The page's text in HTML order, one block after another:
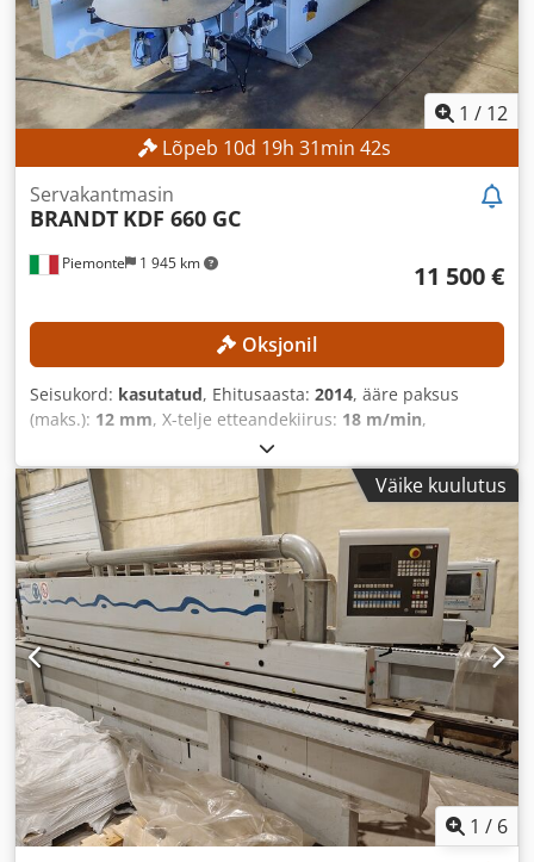
1 / 12
Lõpeb 10d 19h 31min 40s
Piemonte 1 945 km
Servakantmasin
BRANDT KDF 660 GC
11 500 €
Oksjonil
Seisukord: kasutatud, Ehitusaasta: 2014, ääre paksus
(maks.): 12 mm, X-telje etteandekiirus: 18 m/min,
Väike kuulutus
1 / 6